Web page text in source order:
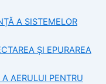
A SISTEMELOR
ȘI EPURAREA
AERULUI PENTRU